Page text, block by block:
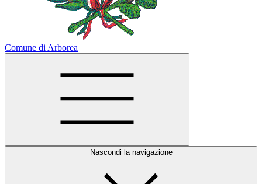
Comune di Arborea
Nascondi la navigazione